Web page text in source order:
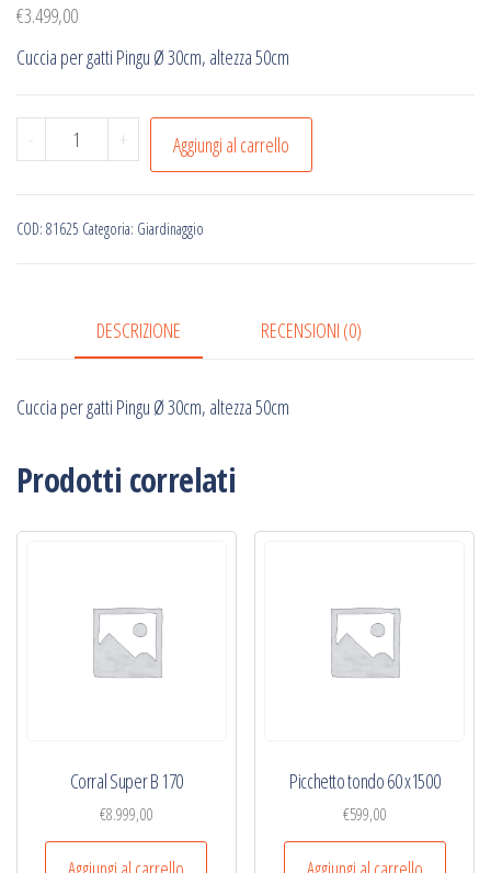
€3.499,00
Cuccia per gatti Pingu Ø 30cm, altezza 50cm
-
Cuccia
per
Pingu
+ Aggiungi al carrello
COD: 81625 Categoria: Giardinaggio
DESCRIZIONE RECENSIONI (0)
Cuccia per gatti Pingu Ø 30cm, altezza 50cm
Prodotti correlati
Corral Super B 170
€8.999,00
Picchetto tondo 60 x1500
€599,00